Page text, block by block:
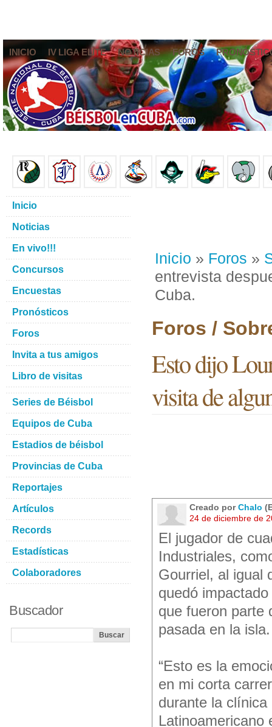
INICIO IV LIGA ELITE NOTICIAS FOROS
Inicio » Foros »
entrevista
Cuba.
Foros /
Esto dijo
visita de
Creado porChalo
24 de diciembre de
El jugador de
Industriales,
Gourriel, al igual
quedó
que fueron parte
pasada en la isla.
“Esto es la
en mi corta
durante la
Latinoamericano
Inicio
Noticias
En vivo!!!
Concursos
Encuestas
Pronósticos
Foros
Invita a tus amigos
Libro de visitas
Series de Béisbol
Equipos de Cuba
Estadios de béisbol
Provincias de Cuba
Reportajes
Artículos
Records
Estadísticas
Colaboradores
Buscador